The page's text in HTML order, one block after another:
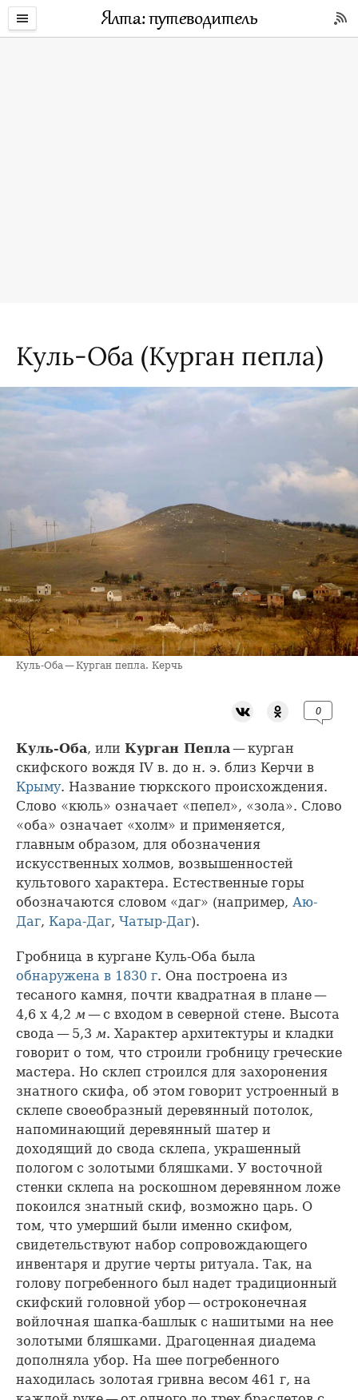
Куль-Оба (Курган пепла)
Куль-Оба — Курган пепла. Керчь
0
Куль-Оба, или Курган Пепла— курган
скифского вождя IV в. до н. э. близ Керчи в
Крыму. Название тюркского происхождения.
Слово «кюль» означает «пепел», «зола». Слово
«оба» означает «холм» и применяется,
главным образом, для обозначения
искусственных холмов, возвышенностей
культового характера. Естественные горы
обозначаются словом «даг» (например, Аю-
Даг, Кара-Даг, Чатыр-Даг).
Гробница в кургане Куль-Оба была
обнаружена в 1830 г. Она построена из
тесаного камня, почти квадратная в плане —
4,6 x 4,2 м — с входом в северной стене. Высота
свода — 5,3 м. Характер архитектуры и кладки
говорит о том, что строили гробницу греческие
мастера. Но склеп строился для захоронения
знатного скифа, об этом говорит устроенный в
склепе своеобразный деревянный потолок,
напоминающий деревянный шатер и
доходящий до свода склепа, украшенный
пологом с золотыми бляшками. У восточной
стенки склепа на роскошном деревянном ложе
покоился знатный скиф, возможно царь. О
том, что умерший были именно скифом,
свидетельствуют набор сопровождающего
инвентаря и другие черты ритуала. Так, на
голову погребенного был надет традиционный
скифский головной убор — остроконечная
войлочная шапка-башлык с нашитыми на нее
золотыми бляшками. Драгоценная диадема
дополняла убор. На шее погребенного
находилась золотая гривна весом 461 г, на